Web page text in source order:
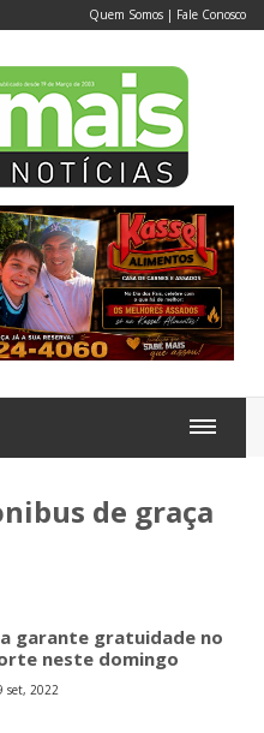
Quem Somos | Fale Conosco
de graça
garante gratuidade no
neste domingo
set, 2022